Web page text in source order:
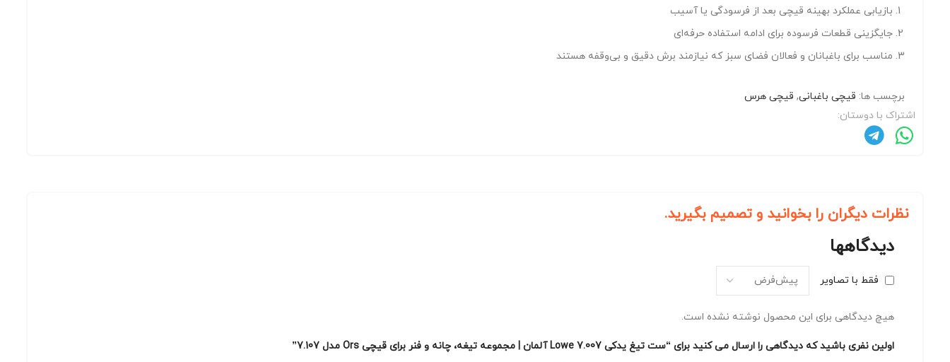
بازیابی عملکرد بهینه قیچی بعد از فرسودگی یا آسیب
جایگزینی قطعات فرسوده برای ادامه استفاده‌ حرفه‌ای
مناسب برای باغبانان و فعالان فضای سبز که نیازمند برش دقیق و بی‌وقفه هستند
برچسب ها: قیچی باغبانی, قیچی هرس
اشتراک با دوستان:
نظرات دیگران را بخوانید و تصمیم بگیرید.
دیدگاهها
فقط با تصاویر
هیچ دیدگاهی برای این محصول نوشته نشده است.
اولین نفری باشید که دیدگاهی را ارسال می کنید برای “ست تیغ یدکی Lowe 7.007 آلمان | مجموعه تیغه، چانه و فنر برای قیچی Ors مدل 7.107”